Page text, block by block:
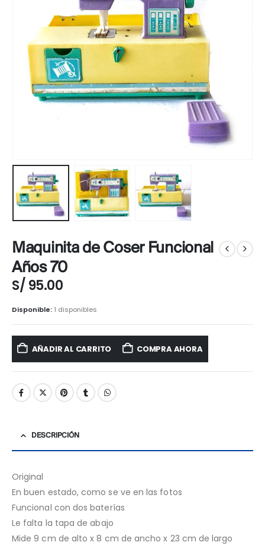
Maquinita de Coser Funcional
Años 70
S/ 95.00
Disponible: 1 disponibles
AÑADIR AL CARRITO COMPRA AHORA
DESCRIPCIÓN
Original
En buen estado, como se ve en las fotos
Funcional con dos baterías
Le falta la tapa de abajo
Mide 9 cm de alto x 8 cm de ancho x 23 cm de largo